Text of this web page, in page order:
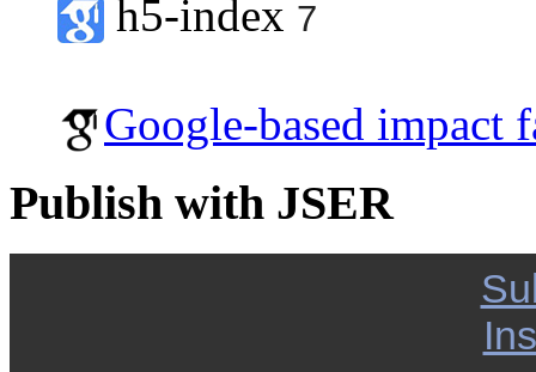
h5-index 7
Google-based impact
Publish with JSER